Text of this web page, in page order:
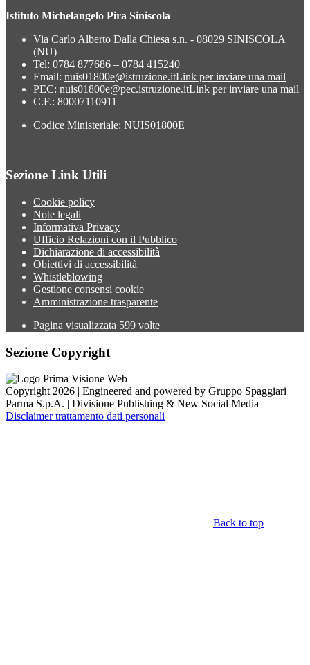
Istituto Michelangelo Pira Siniscola
Via Carlo Alberto Dalla Chiesa s.n. - 08029 SINISCOLA
(NU)
Tel: 0784 877686 – 0784 415240
Email: nuis01800e@istruzione.itLink per inviare una mail
PEC: nuis01800e@pec.istruzione.itLink per inviare una mail
C.F.: 80007110911
Codice Ministeriale: NUIS01800E
Sezione Link Utili
Cookie policy
Note legali
Informativa Privacy
Ufficio Relazioni con il Pubblico
Dichiarazione di accessibilità
Obiettivi di accessibilità
Whistleblowing
Gestione consensi cookie
Amministrazione trasparente
Pagina visualizzata 599 volte
Sezione Copyright
Copyright 2026 | Engineered and powered by Gruppo Spaggiari
Parma S.p.A. | Divisione Publishing & New Social Media
Disclaimer trattamento dati personali
Back to top